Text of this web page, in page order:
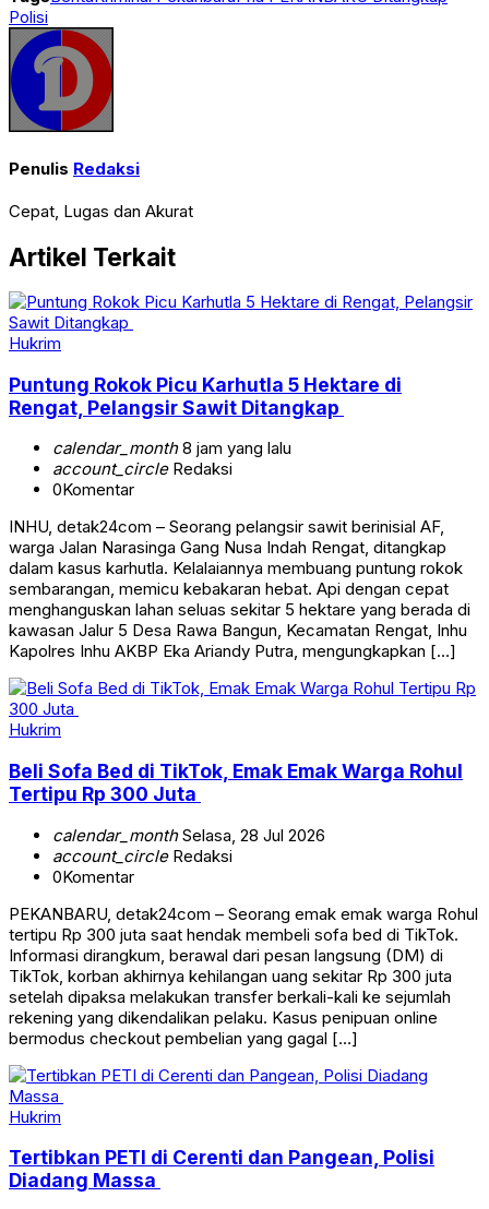
Polisi
Penulis Redaksi
Cepat, Lugas dan Akurat
Artikel Terkait
Hukrim
Puntung Rokok Picu Karhutla 5 Hektare di
Rengat, Pelangsir Sawit Ditangkap
calendar_month8 jam yang lalu
account_circleRedaksi
0Komentar
INHU, detak24com – Seorang pelangsir sawit berinisial AF,
warga Jalan Narasinga Gang Nusa Indah Rengat, ditangkap
dalam kasus karhutla. Kelalaiannya membuang puntung rokok
sembarangan, memicu kebakaran hebat. Api dengan cepat
menghanguskan lahan seluas sekitar 5 hektare yang berada di
kawasan Jalur 5 Desa Rawa Bangun, Kecamatan Rengat, Inhu
Kapolres Inhu AKBP Eka Ariandy Putra, mengungkapkan […]
Hukrim
Beli Sofa Bed di TikTok, Emak Emak Warga Rohul
Tertipu Rp 300 Juta
calendar_monthSelasa, 28 Jul 2026
account_circleRedaksi
0Komentar
PEKANBARU, detak24com – Seorang emak emak warga Rohul
tertipu Rp 300 juta saat hendak membeli sofa bed di TikTok.
Informasi dirangkum, berawal dari pesan langsung (DM) di
TikTok, korban akhirnya kehilangan uang sekitar Rp 300 juta
setelah dipaksa melakukan transfer berkali-kali ke sejumlah
rekening yang dikendalikan pelaku. Kasus penipuan online
bermodus checkout pembelian yang gagal […]
Hukrim
Tertibkan PETI di Cerenti dan Pangean, Polisi
Diadang Massa